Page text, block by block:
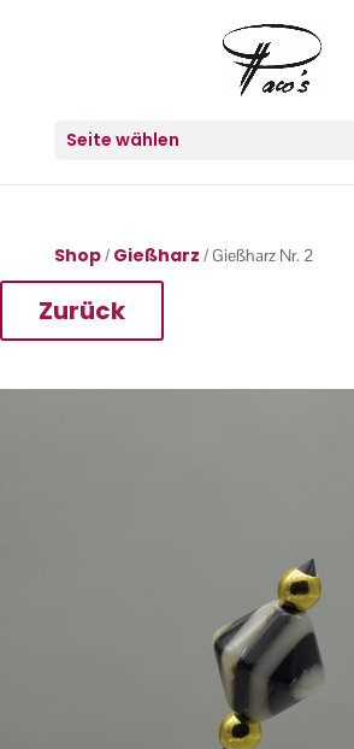
Seite wählen
Shop/ Gießharz / Gießharz Nr. 2
Zurück